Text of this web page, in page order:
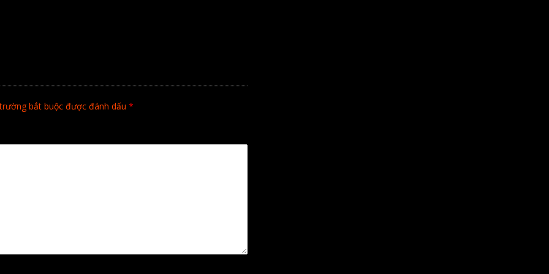
bắt buộc được đánh dấu *